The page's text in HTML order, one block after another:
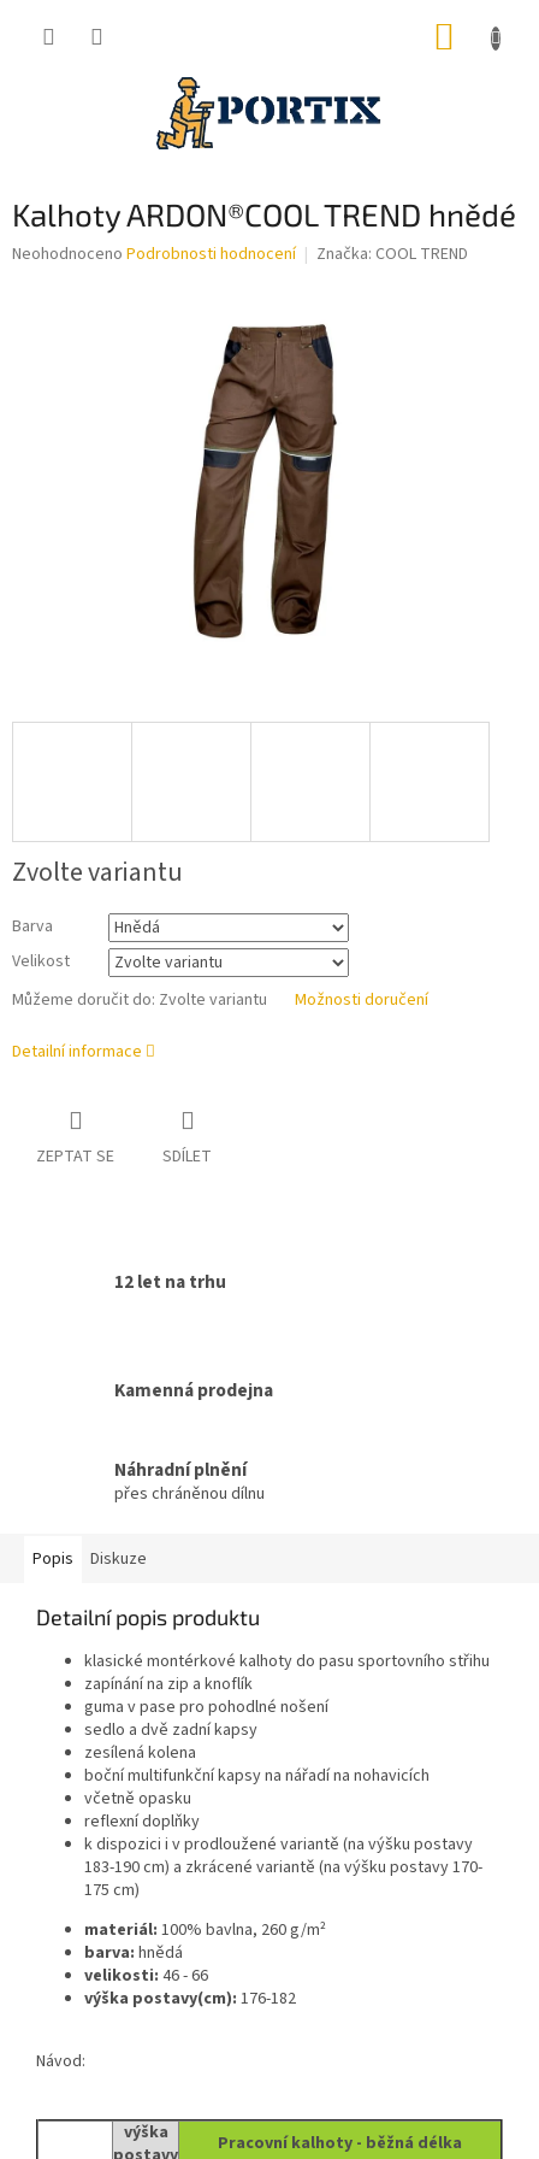
Kalhoty ARDON®COOL TREND hnědé
Průměrné
Neohodnoceno Podrobnosti hodnocení Značka: COOL TREND
Zvolte variantu
Barva
Velikost
Můžeme doručit do: Zvolte variantu Možnosti doručení
Detailní informace
ZEPTAT SE SDÍLET
12 let na trhu
Kamenná prodejna
Náhradní plnění
přes chráněnou dílnu
Popis Diskuze
Detailní popis produktu
klasické montérkové kalhoty do pasu sportovního střihu
zapínání na zip a knoflík
guma v pase pro pohodlné nošení
sedlo a dvě zadní kapsy
zesílená kolena
boční multifunkční kapsy na nářadí na nohavicích
včetně opasku
reflexní doplňky
k dispozici i v prodloužené variantě (na výšku postavy
183-190 cm) a zkrácené variantě (na výšku postavy 170-
175 cm)
materiál: 100% bavlna, 260 g/m²
barva: hnědá
velikosti: 46 - 66
výška postavy(cm): 176-182
Návod:
výška
Pracovní kalhoty - běžná délka